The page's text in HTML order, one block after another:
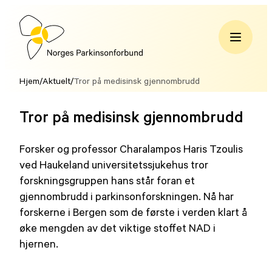
Hopp
innholdNorges
Hjem/Aktuelt/Tror på medisinsk gjennombrudd
Tror på medisinsk gjennombrudd
Forsker og professor Charalampos Haris Tzoulis
ved Haukeland universitetssjukehus tror
forskningsgruppen hans står foran et
gjennombrudd i parkinsonforskningen. Nå har
forskerne i Bergen som de første i verden klart å
øke mengden av det viktige stoffet NAD i
hjernen.